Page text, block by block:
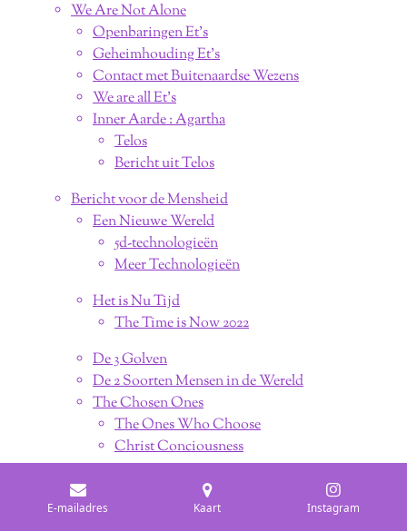
We Are Not Alone
Openbaringen Et's
Geheimhouding Et's
Contact met Buitenaardse Wezens
We are all Et's
Inner Aarde : Agartha
Telos
Bericht uit Telos
Bericht voor de Mensheid
Een Nieuwe Wereld
5d-technologieën
Meer Technologieën
Het is Nu Tijd
The Time is Now 2022
De 3 Golven
De 2 Soorten Mensen in de Wereld
The Chosen Ones
The Ones Who Choose
Christ Conciousness
Je bent al een Geascendeerde Meester
E-mailadres Kaart Instagram